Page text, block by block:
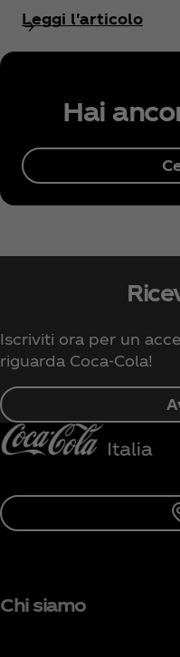
Leggi l'articolo
Hai
Iscriviti ora per un
riguarda Coca‑Cola!
Chi siamo